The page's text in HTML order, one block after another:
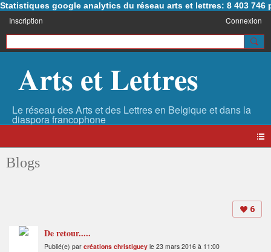
Statistiques google analytics du réseau arts et lettres: 8 403 746
Inscription Connexion
Arts et Lettres
Blogs
6
De retour.....
Publié(e) par créations christiguey le 23 mars 2016 à 11:00